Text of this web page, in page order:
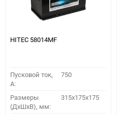
HITEC 58014MF
Пусковой ток,
A:
750
Размеры
(ДхШхВ), мм:
315x175x175